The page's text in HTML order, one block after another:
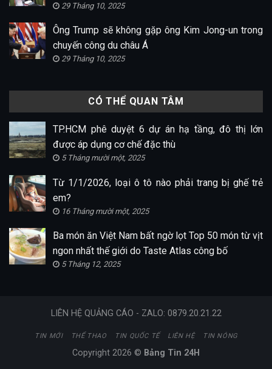
29 Tháng 10, 2025
Ông Trump sẽ không gặp ông Kim Jong-un trong
chuyến công du châu Á
29 Tháng 10, 2025
CÓ THỂ QUAN TÂM
TP.HCM phê duyệt 6 dự án hạ tầng, đô thị lớn
được áp dụng cơ chế đặc thù
5 Tháng mười một, 2025
Từ 1/1/2026, loại ô tô nào phải trang bị ghế trẻ
em?
16 Tháng mười một, 2025
Ba món ăn Việt Nam bất ngờ lọt Top 50 món từ vịt
ngon nhất thế giới do Taste Atlas công bố
5 Tháng 12, 2025
LIÊN HỆ QUẢNG CÁO - ZALO: 0879.20.21.22
TIN MỚI THỂ THAO TIN QUỐC TẾ LIÊN HỆ TIN NÓNG
Copyright 2026 © Bảng Tin 24H